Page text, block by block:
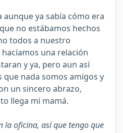
aunque ya sabía cómo era
no estábamos hechos
todos a nuestro
una relación
y ya, pero aun así
que nada somos amigos y
un sincero abrazo,
llega mi mamá.
la oficina, así que tengo que